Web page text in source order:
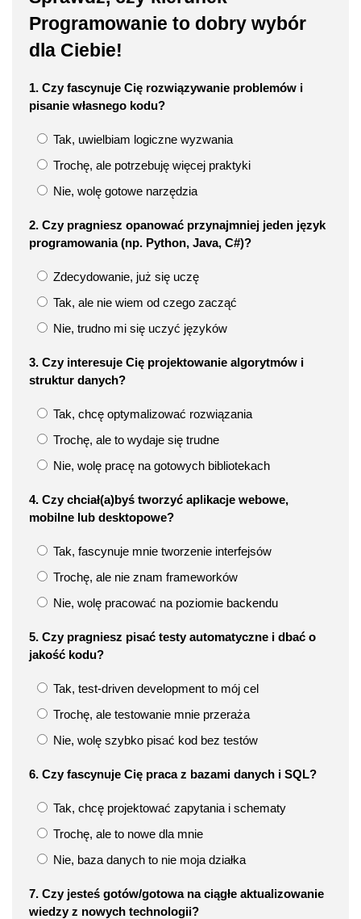
Programowanie to dobry wybór
dla Ciebie!
1. Czy fascynuje Cię rozwiązywanie problemów i
pisanie własnego kodu?
Tak, uwielbiam logiczne wyzwania
Trochę, ale potrzebuję więcej praktyki
Nie, wolę gotowe narzędzia
2. Czy pragniesz opanować przynajmniej jeden język
programowania (np. Python, Java, C#)?
Zdecydowanie, już się uczę
Tak, ale nie wiem od czego zacząć
Nie, trudno mi się uczyć języków
3. Czy interesuje Cię projektowanie algorytmów i
struktur danych?
Tak, chcę optymalizować rozwiązania
Trochę, ale to wydaje się trudne
Nie, wolę pracę na gotowych bibliotekach
4. Czy chciał(a)byś tworzyć aplikacje webowe,
mobilne lub desktopowe?
Tak, fascynuje mnie tworzenie interfejsów
Trochę, ale nie znam frameworków
Nie, wolę pracować na poziomie backendu
5. Czy pragniesz pisać testy automatyczne i dbać o
jakość kodu?
Tak, test-driven development to mój cel
Trochę, ale testowanie mnie przeraża
Nie, wolę szybko pisać kod bez testów
6. Czy fascynuje Cię praca z bazami danych i SQL?
Tak, chcę projektować zapytania i schematy
Trochę, ale to nowe dla mnie
Nie, baza danych to nie moja działka
7. Czy jesteś gotów/gotowa na ciągłe aktualizowanie
wiedzy z nowych technologii?